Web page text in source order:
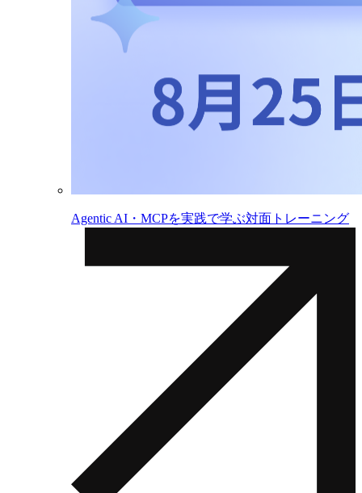
Agentic AI・MCPを実践で学ぶ対面トレーニング